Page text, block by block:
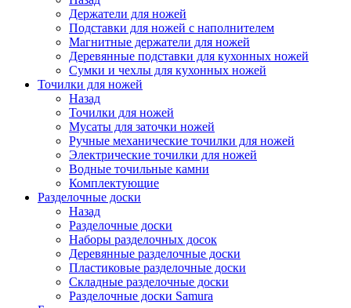
Держатели для ножей
Подставки для ножей с наполнителем
Магнитные держатели для ножей
Деревянные подставки для кухонных ножей
Сумки и чехлы для кухонных ножей
Точилки для ножей
Назад
Точилки для ножей
Мусаты для заточки ножей
Ручные механические точилки для ножей
Электрические точилки для ножей
Водные точильные камни
Комплектующие
Разделочные доски
Назад
Разделочные доски
Наборы разделочных досок
Деревянные разделочные доски
Пластиковые разделочные доски
Складные разделочные доски
Разделочные доски Samura